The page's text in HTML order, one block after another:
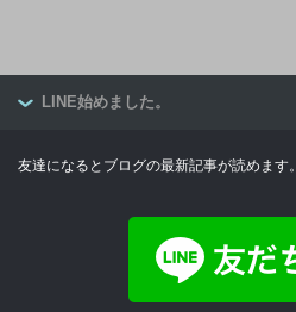
LINE始めました。
友達になるとブログの最新記事が読めます。